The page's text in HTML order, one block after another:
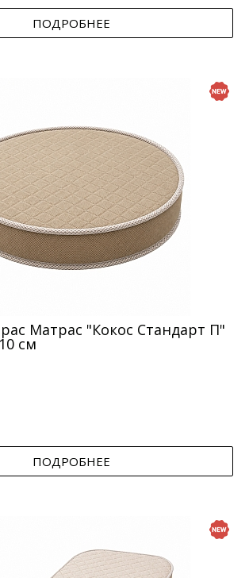
ПОДРОБНЕЕ
Матрас "Кокос Стандарт П"
см
ПОДРОБНЕЕ